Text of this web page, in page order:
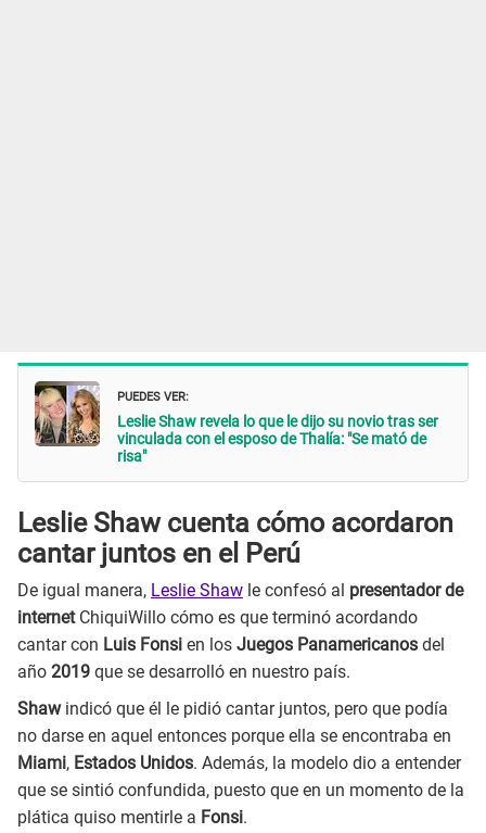
PUEDES VER:
Leslie Shaw revela lo que le dijo su novio tras ser
vinculada con el esposo de Thalía: "Se mató de
risa"
Leslie Shaw cuenta cómo acordaron
cantar juntos en el Perú
De igual manera, Leslie Shaw le confesó al presentador de
internet ChiquiWillo cómo es que terminó acordando
cantar con Luis Fonsi en los Juegos Panamericanos del
año 2019 que se desarrolló en nuestro país.
Shawindicó que él le pidió cantar juntos, pero que podía
no darse en aquel entonces porque ella se encontraba en
Miami, Estados Unidos. Además, la modelo dio a entender
que se sintió confundida, puesto que en un momento de la
plática quiso mentirle a Fonsi.